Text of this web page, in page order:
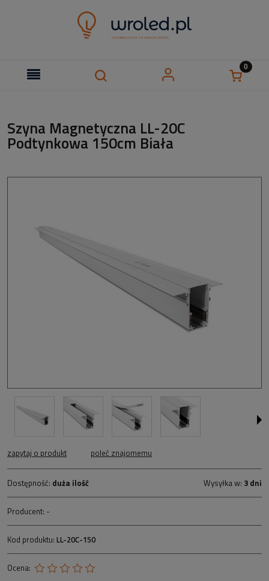
Szyna Magnetyczna LL-20C
Podtynkowa 150cm Biała
zapytaj o produkt poleć znajomemu
Dostępność: duża ilość Wysyłka w: 3 dni
Producent: -
Kod produktu: LL-20C-150
Ocena: